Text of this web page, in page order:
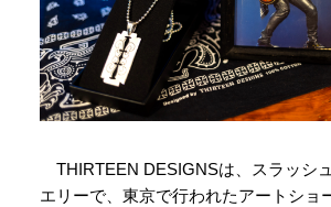
THIRTEEN DESIGNSは、スラッシ
エリーで、東京で行われたアートショ